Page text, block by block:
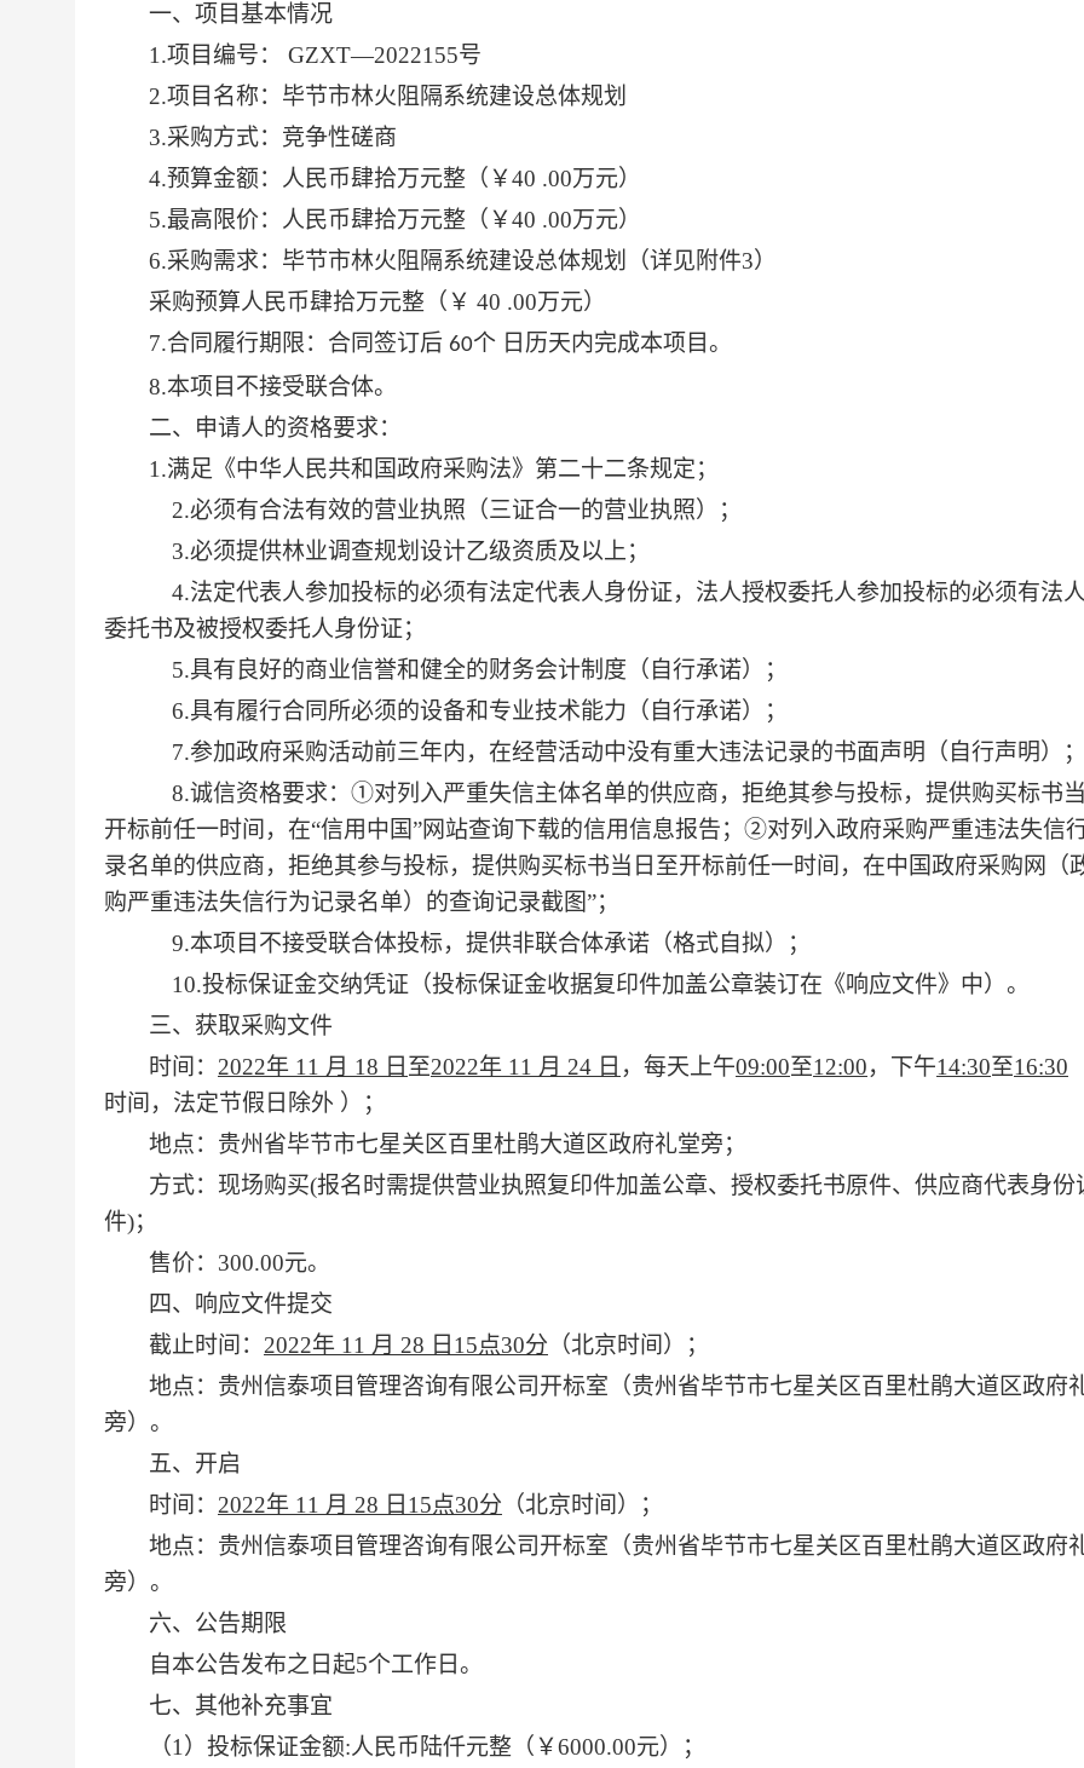
一、项目基本情况
1.项目编号： GZXT—2022155号
2.项目名称： 毕节市林火阻隔系统建设总体规划
3.采购方式：竞争性磋商
4.预算金额：人民币肆拾万元整（￥40 .00万元）
5.最高限价：人民币肆拾万元整（￥40 .00万元）
6.采购需求： 毕节市林火阻隔系统建设总体规划 （详见附件3）
采购预算人民币肆拾万元整（￥ 40 .00万元）
7.合同履行期限： 合同签订后 60个 日历天内完成本项目。
8.本项目不接受联合体。
二、申请人的资格要求：
1.满足《中华人民共和国政府采购法》第二十二条规定；
2.必须有合法有效的营业执照（三证合一的营业执照）；
3.必须提供林业调查规划设计乙级资质及以上；
4.法定代表人参加投标的必须有法定代表人身份证，法人授权委托人参加投标的必须有法
委托书及被授权委托人身份证；
5.具有良好的商业信誉和健全的财务会计制度（自行承诺）；
6.具有履行合同所必须的设备和专业技术能力（自行承诺）；
7.参加政府采购活动前三年内，在经营活动中没有重大违法记录的书面声明（自行声明）
8.诚信资格要求： ①对列入严重失信主体名单的供应商，拒绝其参与投标，提供购买标书
开标前任一时间，在“信用中国”网站查询下载的信用信息报告；②对列入政府采购严重违法失信
录名单的供应商，拒绝其参与投标，提供购买标书当日至开标前任一时间，在中国政府采购网（
购严重违法失信行为记录名单）的查询记录截图”；
9.本项目不接受联合体投标，提供非联合体承诺（格式自拟）；
10.投标保证金交纳凭证（投标保证金收据复印件加盖公章装订在《响应文件》中）。
三、获取采购文件
时间： 2022年 11 月 18 日 至2022年 11 月 24 日 ，每天上午09:00至12:00，下午14:30至16:30
时间，法定节假日除外 ）；
地点：贵州省毕节市七星关区百里杜鹃大道区政府礼堂旁；
方式：现场购买(报名时需提供营业执照复印件加盖公章、授权委托书原件、供应商代表身份
件)；
售价： 300.00元。
四、响应文件提交
截止时间： 2022年 11 月 28 日 15点30分 （北京时间）；
地点：贵州信泰项目管理咨询有限公司开标室（贵州省毕节市七星关区百里杜鹃大道区政府
旁）。
五、开启
时间： 2022年 11 月 28 日 15点30分 （北京时间）；
地点：贵州信泰项目管理咨询有限公司开标室（贵州省毕节市七星关区百里杜鹃大道区政府
旁）。
六、公告期限
自本公告发布之日起5个工作日。
七、其他补充事宜
（1）投标保证金额:人民币 陆仟元整（￥6000.00元）；